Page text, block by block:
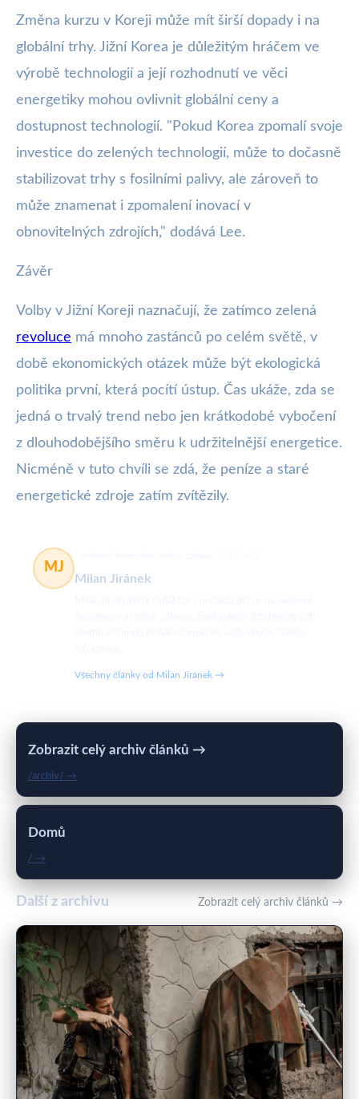
Změna kurzu v Koreji může mít širší dopady i na
globální trhy. Jižní Korea je důležitým hráčem ve
výrobě technologií a její rozhodnutí ve věci
energetiky mohou ovlivnit globální ceny a
dostupnost technologií. "Pokud Korea zpomalí svoje
investice do zelených technologií, může to dočasně
stabilizovat trhy s fosilními palivy, ale zároveň to
může znamenat i zpomalení inovací v
obnovitelných zdrojích," dodává Lee.
Závěr
Volby v Jižní Koreji naznačují, že zatímco zelená
revoluce má mnoho zastánců po celém světě, v
době ekonomických otázek může být ekologická
politika první, která pocítí ústup. Čas ukáže, zda se
jedná o trvalý trend nebo jen krátkodobé vybočení
z dlouhodobějšího směru k udržitelnější energetice.
Nicméně v tuto chvíli se zdá, že peníze a staré
energetické zdroje zatím zvítězily.
MJ
Milan Jiránek
Všechny články od Milan Jiránek →
Zobrazit celý archiv článků →
/archiv/ →
Domů
/ →
Další z archivu Zobrazit celý archiv článků →